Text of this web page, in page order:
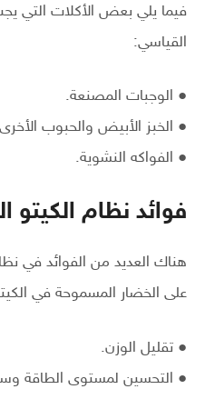
فيما يلي بعض الأكلات التي
القياسي:
● الوجبات المصنعة.
● الخبز الأبيض والحبوب
● الفواكه النشوية.
فوائد نظام الكيتو
هناك العديد من الفوائد في
على الخضار المسموحة في
● تقليل الوزن.
● التحسين لمستوى الطاقة